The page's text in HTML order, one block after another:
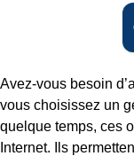
Avez-vous besoin
vous choisissez un
quelque temps, ces
Internet. Ils